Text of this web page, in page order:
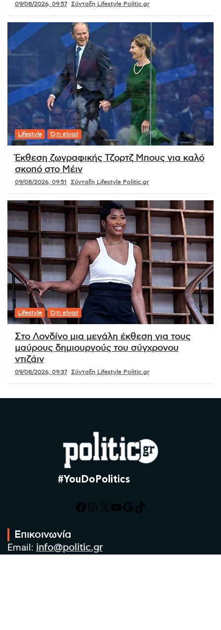
09/08/2026, 09:57 Σύνταξη Lifestyle Politic.gr
Lifestyle Ό,τι είναι!
Έκθεση ζωγραφικής Τζορτζ Μπους για καλό
σκοπό στο Μέιν
09/08/2026, 09:51 Σύνταξη Lifestyle Politic.gr
Lifestyle Ό,τι είναι!
Στο Λονδίνο μια μεγάλη έκθεση για τους
μαύρους δημιουργούς του σύγχρονου
ντιζάιν
09/08/2026, 09:37 Σύνταξη Lifestyle Politic.gr
#YouDoPolitics
Facebook
Instagram
X YouTube
Google
TikTok
Επικοινωνία
Email: info@politic.gr